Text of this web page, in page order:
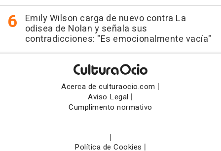
Emily Wilson carga de nuevo contra La
odisea de Nolan y señala sus
contradicciones: "Es emocionalmente vacía"
Acerca de culturaocio.com |
Aviso Legal |
Cumplimento normativo
|
Política de Cookies |